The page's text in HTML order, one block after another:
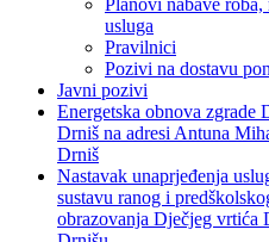
Planovi nabave roba,
usluga
Pravilnici
Pozivi na dostavu
Javni pozivi
Energetska obnova zgrade
Drniš na adresi Antuna
Drniš
Nastavak unaprjeđenja
sustavu ranog i
obrazovanja Dječjeg vrtića